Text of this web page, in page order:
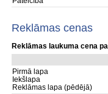
Reklāmas cenas
Reklāmas laukuma cena
Pirmā lapa
Iekšlapa
Reklāmas lapa (pēdējā)